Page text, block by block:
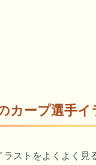
カープ選手イ
ストをよくよく見